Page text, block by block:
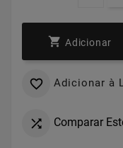
 Adicionar
 Adicionar à
 Comparar